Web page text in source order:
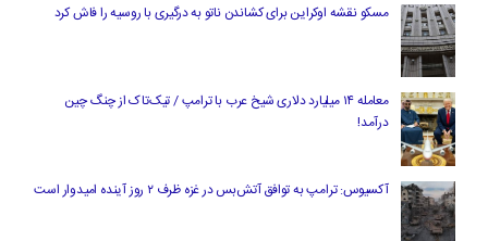
مسکو نقشه اوکراین برای کشاندن ناتو به درگیری با روسیه را فاش کرد
معامله ۱۴ میلیارد دلاری شیخ عرب با ترامپ / تیک‌تاک از چنگ چین
درآمد!
آکسیوس: ترامپ به توافق آتش‌بس در غزه ظرف ۲ روز آینده امیدوار است